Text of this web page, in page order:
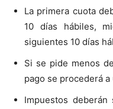
La primera cuota
10 días hábiles,
siguientes 10 días
Si se pide menos
pago se procederá
Impuestos